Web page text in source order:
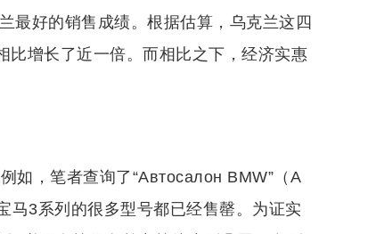
最好的销售成绩。根据估算，乌克兰这四
比增长了近一倍。而相比之下，经济实惠
如，笔者查询了“Автосалон BMW”（A
马3系列的很多型号都已经售罄。为证实